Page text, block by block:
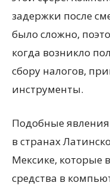
задержки после
было сложно,
когда возникло
сбору налогов,
инструменты.
Подобные
в странах
Мексике, которые
средства в